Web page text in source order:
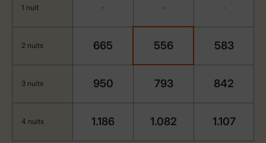
1 nuit - - -
2 nuits 665 556 583
3 nuits 950 793 842
4 nuits 1.186 1.082 1.107